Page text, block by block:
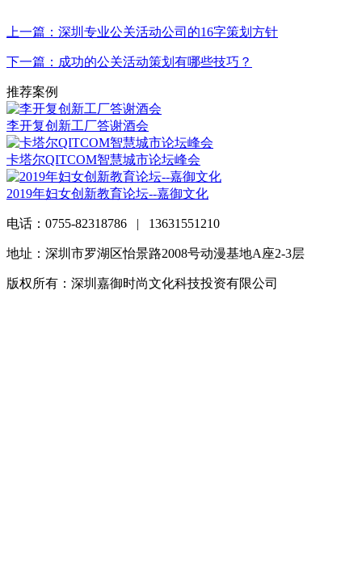
上一篇：深圳专业公关活动公司的16字策划方针
下一篇：成功的公关活动策划有哪些技巧？
推荐案例
李开复创新工厂答谢酒会
卡塔尔QITCOM智慧城市论坛峰会
2019年妇女创新教育论坛--嘉御文化
电话：0755-82318786 | 13631551210
地址：深圳市罗湖区怡景路2008号动漫基地A座2-3层
版权所有：深圳嘉御时尚文化科技投资有限公司